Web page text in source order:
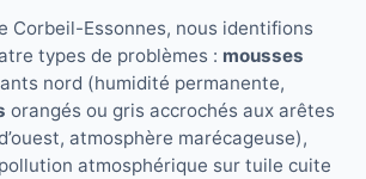
Corbeil-Essonnes, nous identifions
types de problèmes : mousses
nord (humidité permanente,
orangés ou gris accrochés aux arêtes
atmosphère marécageuse),
atmosphérique sur tuile cuite